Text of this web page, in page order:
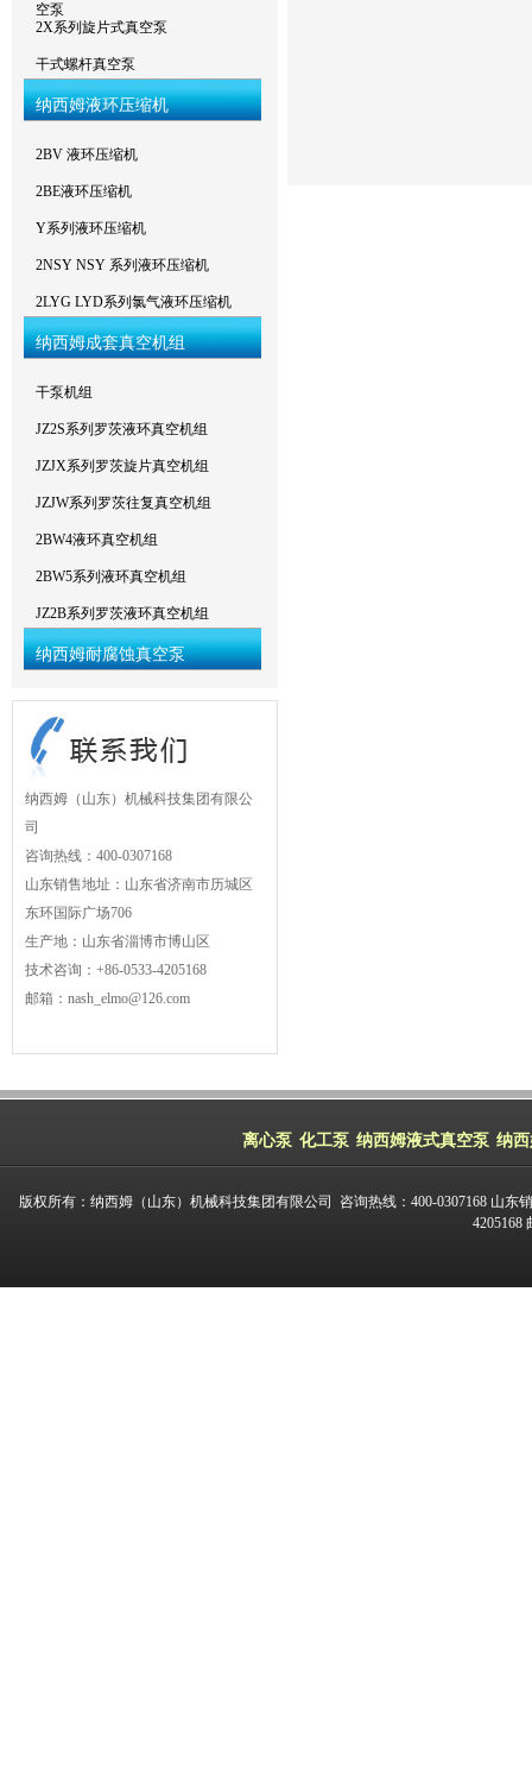
空泵
2X系列旋片式真空泵
干式螺杆真空泵
纳西姆液环压缩机
2BV 液环压缩机
2BE液环压缩机
Y系列液环压缩机
2NSY NSY 系列液环压缩机
2LYG LYD系列氯气液环压缩机
纳西姆成套真空机组
干泵机组
JZ2S系列罗茨液环真空机组
JZJX系列罗茨旋片真空机组
JZJW系列罗茨往复真空机组
2BW4液环真空机组
2BW5系列液环真空机组
JZ2B系列罗茨液环真空机组
纳西姆耐腐蚀真空泵
纳西姆（山东）机械科技集团有限公
司
咨询热线：400-0307168
山东销售地址：山东省济南市历城区
东环国际广场706
生产地：山东省淄博市博山区
技术咨询：+86-0533-4205168
邮箱：nash_elmo@126.com
离心泵 化工泵 纳西姆液式真空泵 纳
版权所有：纳西姆（山东）机械科技集团有限公司 咨询热线：400-0307168 山
4205168